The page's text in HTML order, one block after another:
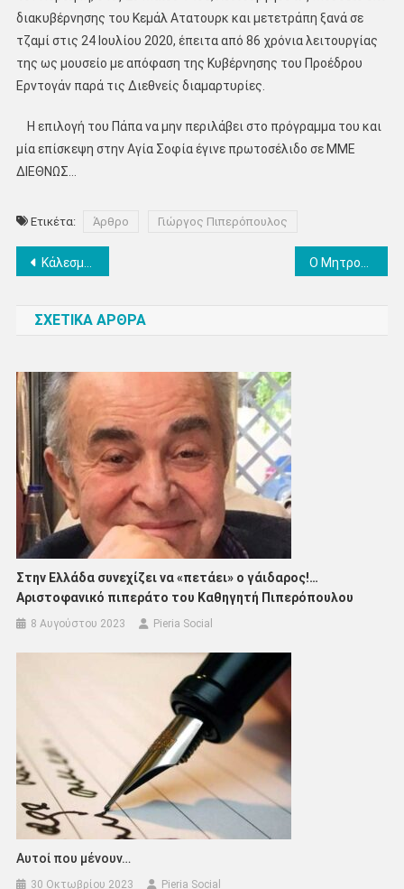
διακυβέρνησης του Κεμάλ Ατατουρκ και μετετράπη ξανά σε
τζαμί στις 24 Ιουλίου 2020, έπειτα από 86 χρόνια λειτουργίας
της ως μουσείο με απόφαση της Κυβέρνησης του Προέδρου
Ερντογάν παρά τις Διεθνείς διαμαρτυρίες.
Η επιλογή του Πάπα να μην περιλάβει στο πρόγραμμα του και
μία επίσκεψη στην Αγία Σοφία έγινε πρωτοσέλιδο σε ΜΜΕ
ΔΙΕΘΝΩΣ…
Ετικέτα: Άρθρο Γιώργος Πιπερόπουλος
Πλοήγηση
Kάλεσμα σε συνεστίαση του ΚΚΕ στο Λιτόχωρο, το Σάββατο 29/11
ΣΧΕΤΙΚΑ ΑΡΘΡΑ
Στην Ελλάδα συνεχίζει να «πετάει» ο γάιδαρος!…
Αριστοφανικό πιπεράτο του Καθηγητή Πιπερόπουλου
8 Αυγούστου 2023 Pieria Social
Αυτοί που μένουν…
30 Οκτωβρίου 2023 Pieria Social